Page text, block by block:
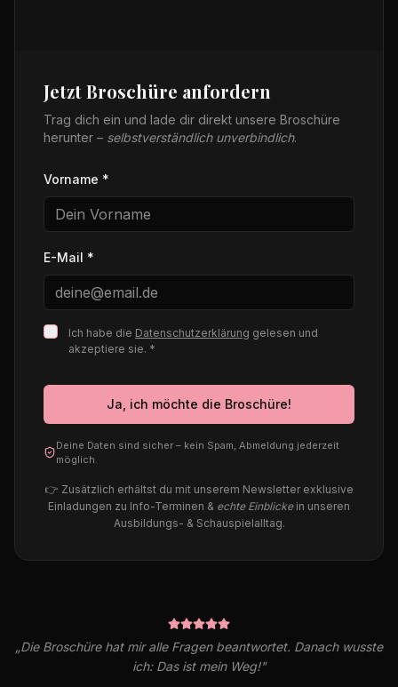
Jetzt Broschüre anfordern
Trag dich ein und lade dir direkt unsere Broschüre
herunter – selbstverständlich unverbindlich.
Vorname *
E-Mail *
Ich habe die Datenschutzerklärung gelesen und
akzeptiere sie. *
Ja, ich möchte die Broschüre!
Deine Daten sind sicher – kein Spam, Abmeldung jederzeit
möglich.
👉 Zusätzlich erhältst du mit unserem Newsletter exklusive
Einladungen zu Info-Terminen & echte Einblickein unseren
Ausbildungs- & Schauspielalltag.
„Die Broschüre hat mir alle Fragen beantwortet. Danach wusste
ich: Das ist mein Weg!"